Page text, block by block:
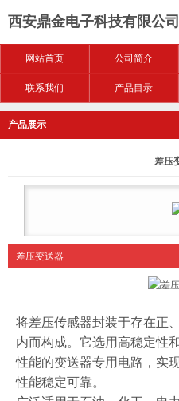
西安鼎金电子科技有限公司
网站首页 公司简介
联系我们 产品目录
产品展示
差压
差压变送器
将差压传感器封装于存在正
内而构成。它选用高稳定性
性能的变送器专用电路，实
性能稳定可靠。